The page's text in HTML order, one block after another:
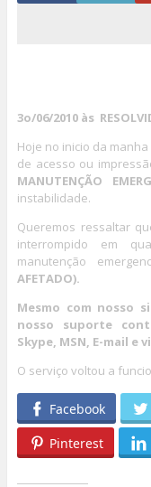
3o/06/2010 às
Hoje no inicio da
de acesso ou
MANUTENÇÃO
instabilidade.
Queremos ressaltar
interrompido em
manutenção
AFETADO).
Mesmo com nosso
nosso suporte
Skype, MSN, E-mail e
O serviço voltou a
Facebook
Pinterest